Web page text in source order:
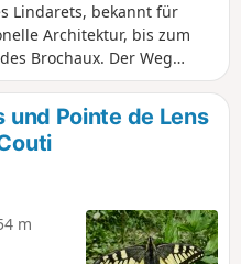
die
Lindarets, bekannt für
Architektur, bis zum
Brochaux. Der Weg
und Sie werden vom
Flusses begleitet.
des Brochaux
des fließenden
Naturjuwel, ergießt
ist der ideale Ort für
inmitten der Natur
Ruhe zu genießen.
und Pointe de Lens
m